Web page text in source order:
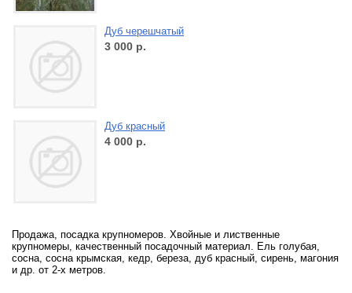
Дуб черешчатый
3 000 р.
Дуб красный
4 000 р.
Продажа, посадка крупномеров. Хвойные и лиственные
крупномеры, качественный посадочный материал. Ель голубая,
сосна, сосна крымская, кедр, береза, дуб красный, сирень, магония
и др. от 2-х метров.